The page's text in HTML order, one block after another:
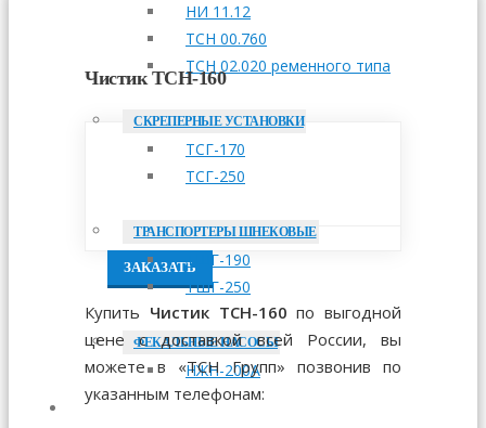
НИ 11.12
ТСН 00.760
ТСН 02.020 ременного типа
СКРЕПЕРНЫЕ УСТАНОВКИ
ТСГ-170
ТСГ-250
ТРАНСПОРТЕРЫ ШНЕКОВЫЕ
ТШГ-190
ТШГ-250
ФЕКАЛЬНЫЕ НАСОСЫ
НЖН-200А
Чистик ТСН-160
ЗАКАЗАТЬ
Купить Чистик ТСН-160 по выгодной
цене с доставкой всей России, вы
можете в «ТСН Групп» позвонив по
указанным телефонам: